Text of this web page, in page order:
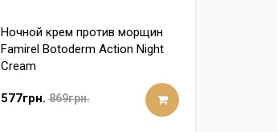
Ночной крем против морщин
Famirel Botoderm Action Night
Cream
577грн. 869грн.